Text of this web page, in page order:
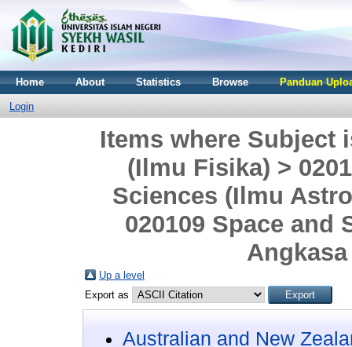
Home About Statistics Browse Panduan
Login
Items where Subject
(Ilmu Fisika) >
Sciences (Ilmu
020109 Space and
Up a level
Export as
Australian and New